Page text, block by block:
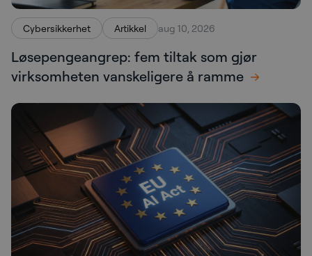
Cybersikkerhet Artikkel aug 10, 2026
Løsepengeangrep: fem tiltak som gjør
virksomheten vanskeligere å ramme